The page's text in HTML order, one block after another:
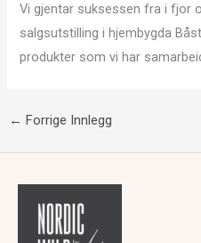
Vi gjentar suksessen fra i fjor
salgsutstilling i hjembygda
produkter som vi har
← Forrige Innlegg